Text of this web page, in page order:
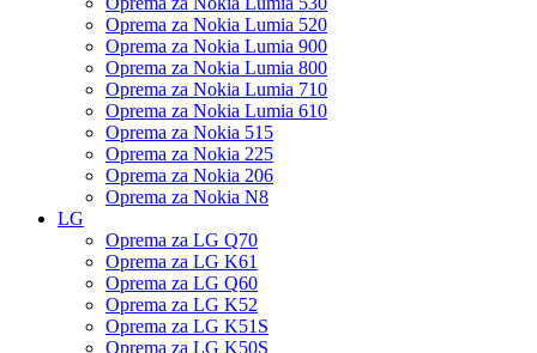
Oprema za Nokia Lumia 520
Oprema za Nokia Lumia 900
Oprema za Nokia Lumia 800
Oprema za Nokia Lumia 710
Oprema za Nokia Lumia 610
Oprema za Nokia 515
Oprema za Nokia 225
Oprema za Nokia 206
Oprema za Nokia N8
LG
Oprema za LG Q70
Oprema za LG K61
Oprema za LG Q60
Oprema za LG K52
Oprema za LG K51S
Oprema za LG K50S